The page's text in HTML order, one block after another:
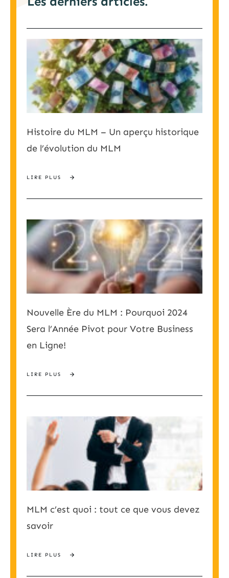
Histoire du MLM – Un aperçu historique
de l’évolution du MLM
LIRE PLUS
Nouvelle Ère du MLM : Pourquoi 2024
Sera l’Année Pivot pour Votre Business
en Ligne!
LIRE PLUS
MLM c’est quoi : tout ce que vous devez
savoir
LIRE PLUS